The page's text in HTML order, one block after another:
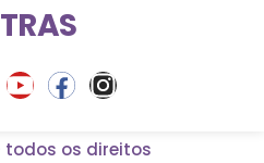
os direitos